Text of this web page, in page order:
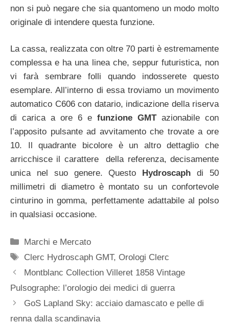
non si può negare che sia quantomeno un modo molto
originale di intendere questa funzione.
La cassa, realizzata con oltre 70 parti è estremamente
complessa e ha una linea che, seppur futuristica, non
vi farà sembrare folli quando indosserete questo
esemplare. All’interno di essa troviamo un movimento
automatico C606 con datario, indicazione della riserva
di carica a ore 6 e funzione GMT azionabile con
l’apposito pulsante ad avvitamento che trovate a ore
10. Il quadrante bicolore è un altro dettaglio che
arricchisce il carattere della referenza, decisamente
unica nel suo genere. Questo Hydroscaphdi 50
millimetri di diametro è montato su un confortevole
cinturino in gomma, perfettamente adattabile al polso
in qualsiasi occasione.
Categorie
Marchi e Mercato
Tag
Clerc Hydroscaph GMT,Orologi Clerc
Navigazione
articolo
Montblanc Collection Villeret 1858 Vintage
Pulsographe: l’orologio dei medici di guerra
GoS Lapland Sky: acciaio damascato e pelle di
renna dalla scandinavia